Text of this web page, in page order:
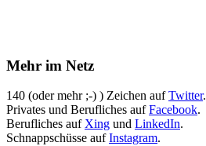
Mehr im Netz
140 (oder mehr ;-) ) Zeichen aufTwitter.
Privates und Berufliches aufFacebook.
Berufliches auf Xing und LinkedIn.
Schnappschüsse aufInstagram.